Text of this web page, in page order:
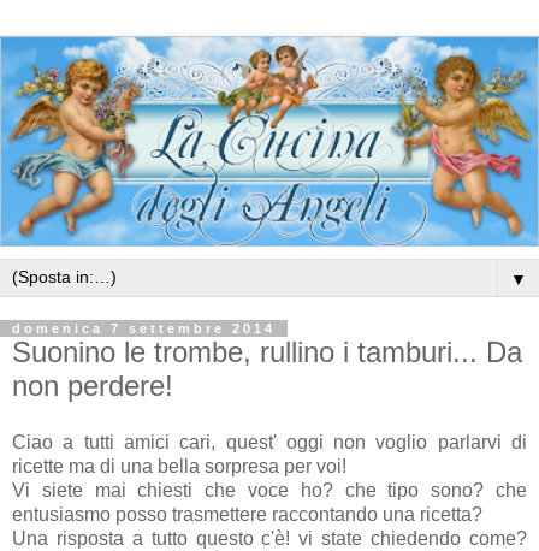
▼
domenica 7 settembre 2014
Suonino le trombe, rullino i tamburi... Da
non perdere!
Ciao a tutti amici cari, quest' oggi non voglio parlarvi di
ricette ma di una bella sorpresa per voi!
Vi siete mai chiesti che voce ho? che tipo sono? che
entusiasmo posso trasmettere raccontando una ricetta?
Una risposta a tutto questo c'è! vi state chiedendo come?